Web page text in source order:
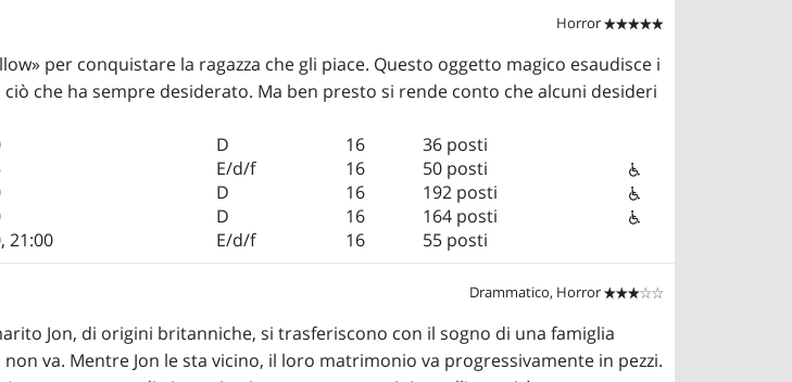
Horror 

per conquistare la ragazza che gli piace. Questo oggetto magico esaudisce i
che ha sempre desiderato. Ma ben presto si rende conto che alcuni desideri
D 16
36 posti
E/d/f 16
50 posti
D 16
192 posti
D 16
164 posti
, 21:00 E/d/f 16 55 posti
Drammatico, Horror 

Jon, di origini britanniche, si trasferiscono con il sogno di una famiglia
va. Mentre Jon le sta vicino, il loro matrimonio va progressivamente in pezzi.